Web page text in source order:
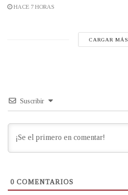
HACE 7 HORAS
CARGAR MÁS
Suscribir
0 COMENTARIOS